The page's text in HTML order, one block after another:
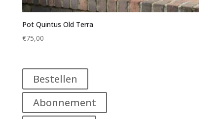
Pot Quintus Old Terra
€75,00
Bestellen
Abonnement